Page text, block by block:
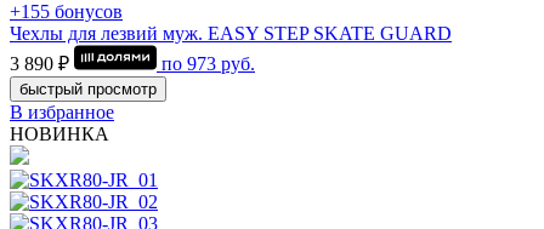
+155 бонусов
Чехлы для лезвий муж. EASY STEP SKATE GUARD
3 890 ₽
по 973 руб.
быстрый просмотр
В избранное
НОВИНКА